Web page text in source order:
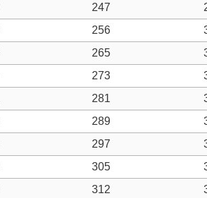
247
256
265
273
281
289
297
305
312